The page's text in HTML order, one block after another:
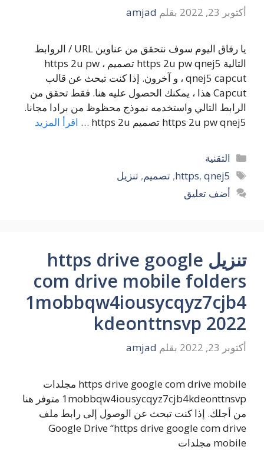
أكتوبر 23, 2022 بقلم amjad
يا رفاق اليوم سوف نتحقق من عناوين URL / الروابط
التالية https 2u pw qnej5 تصميم ، https 2u pw
qnej5 capcut ، و آخرون. إذا كنت تبحث عن قالب
Capcut هذا ، يمكنك الحصول عليه هنا. فقط تحقق من
الرابط التالي واستخدمه نموذج محظوظ من برادا مجانا.
https 2u pw qnej5 تصميم https 2u …
اقرأ المزيد
التصنيفات
التقنية
الوسوم https, qnej5
,تصميم,تنزيل
أضف تعليق
تنزيل https drive google
com drive mobile folders
1mobbqw4iousycqyz7cjb4
kdeonttnsvp 2022
أكتوبر 23, 2022 بقلم amjad
https drive google com drive mobile مجلدات
1mobbqw4iousycqyz7cjb4kdeonttnsvp متوفر هنا
من أجلك. إذا كنت تبحث عن الوصول إلى رابط ملف
Google Drive “https drive google com drive
mobile مجلدات